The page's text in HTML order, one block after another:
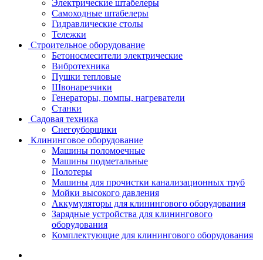
Электрические штабелеры
Самоходные штабелеры
Гидравлические столы
Тележки
Строительное оборудование
Бетоносмесители электрические
Вибротехника
Пушки тепловые
Швонарезчики
Генераторы, помпы, нагреватели
Станки
Садовая техника
Снегоуборщики
Клининговое оборудование
Машины поломоечные
Машины подметальные
Полотеры
Машины для прочистки канализационных труб
Мойки высокого давления
Аккумуляторы для клинингового оборудования
Зарядные устройства для клинингового
оборудования
Комплектующие для клинингового оборудования